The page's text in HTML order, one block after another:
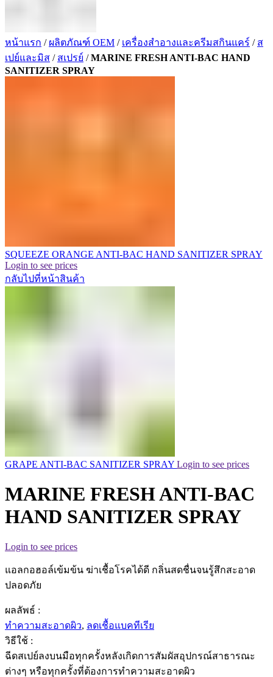
หน้าแรก / ผลิตภัณฑ์ OEM / เครื่องสำอางและครีมสกินแคร์ / ส
เปย์และมิส / สเปรย์ /MARINE FRESH ANTI-BAC HAND
SANITIZER SPRAY
SQUEEZE ORANGE ANTI-BAC HAND SANITIZER SPRAY
Login to see prices
กลับไปที่หน้าสินค้า
GRAPE ANTI-BAC SANITIZER SPRAY Login to see prices
MARINE FRESH ANTI-BAC
HAND SANITIZER SPRAY
Login to see prices
แอลกอฮอล์เข้มข้น ฆ่าเชื้อโรคได้ดี กลิ่นสดชื่นจนรู้สึกสะอาด
ปลอดภัย
ผลลัพธ์ :
ทำความสะอาดผิว, ลดเชื้อแบคทีเรีย
วิธีใช้ :
ฉีดสเปย์ลงบนมือทุกครั้งหลังเกิดการสัมผัสอุปกรณ์สาธารณะ
ต่างๆ หรือทุกครั้งที่ต้องการทำความสะอาดผิว